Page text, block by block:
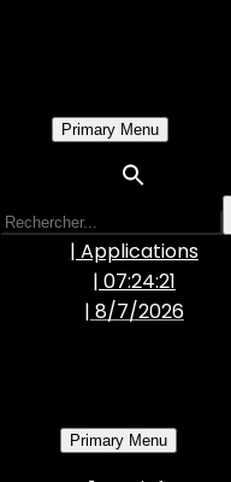
Primary Menu
| Applications
| 07:24:22
| 8/7/2026
Primary Menu